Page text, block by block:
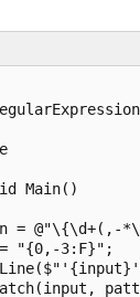
Main()
= @"\{\d+(,-
"{0,-3:F}";